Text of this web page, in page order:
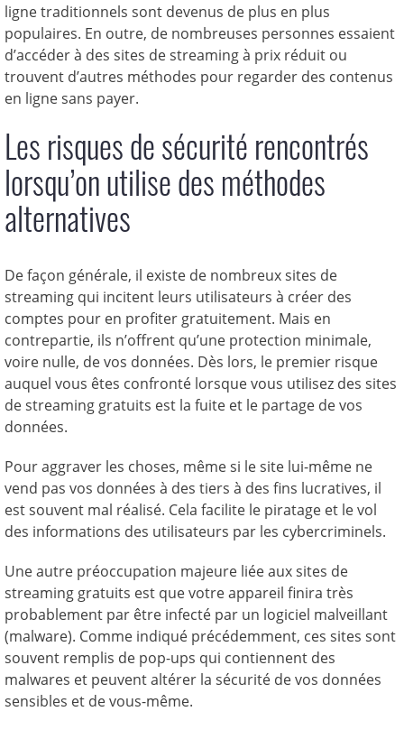
ligne traditionnels sont devenus de plus en plus
populaires. En outre, de nombreuses personnes essaient
d’accéder à des sites de streaming à prix réduit ou
trouvent d’autres méthodes pour regarder des contenus
en ligne sans payer.
Les risques de sécurité rencontrés
lorsqu’on utilise des méthodes
alternatives
De façon générale, il existe de nombreux sites de
streaming qui incitent leurs utilisateurs à créer des
comptes pour en profiter gratuitement. Mais en
contrepartie, ils n’offrent qu’une protection minimale,
voire nulle, de vos données. Dès lors, le premier risque
auquel vous êtes confronté lorsque vous utilisez des sites
de streaming gratuits est la fuite et le partage de vos
données.
Pour aggraver les choses, même si le site lui-même ne
vend pas vos données à des tiers à des fins lucratives, il
est souvent mal réalisé. Cela facilite le piratage et le vol
des informations des utilisateurs par les cybercriminels.
Une autre préoccupation majeure liée aux sites de
streaming gratuits est que votre appareil finira très
probablement par être infecté par un logiciel malveillant
(malware). Comme indiqué précédemment, ces sites sont
souvent remplis de pop-ups qui contiennent des
malwares et peuvent altérer la sécurité de vos données
sensibles et de vous-même.